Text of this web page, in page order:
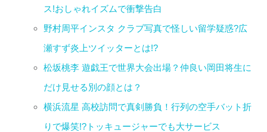
ス!おしゃれイズムで衝撃告白
野村周平インスタ クラブ写真で怪しい留学疑惑?広
瀬すず炎上ツイッターとは!?
松坂桃李 遊戯王で世界大会出場？仲良い岡田将生に
だけ見せる別の顔とは？
横浜流星 高校訪問で真剣勝負！行列の空手バット折
りで爆笑!?トッキュージャーでも大サービス